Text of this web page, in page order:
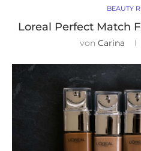
BEAUTY
Loreal Perfect Match
von Carina